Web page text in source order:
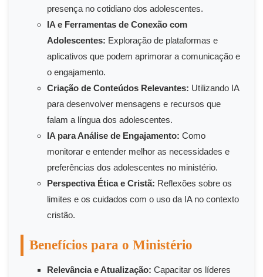
presença no cotidiano dos adolescentes.
IA e Ferramentas de Conexão com
Adolescentes: Exploração de plataformas e
aplicativos que podem aprimorar a comunicação e
o engajamento.
Criação de Conteúdos Relevantes: Utilizando IA
para desenvolver mensagens e recursos que
falam a língua dos adolescentes.
IA para Análise de Engajamento: Como
monitorar e entender melhor as necessidades e
preferências dos adolescentes no ministério.
Perspectiva Ética e Cristã: Reflexões sobre os
limites e os cuidados com o uso da IA no contexto
cristão.
Benefícios para o Ministério
Relevância e Atualização: Capacitar os líderes